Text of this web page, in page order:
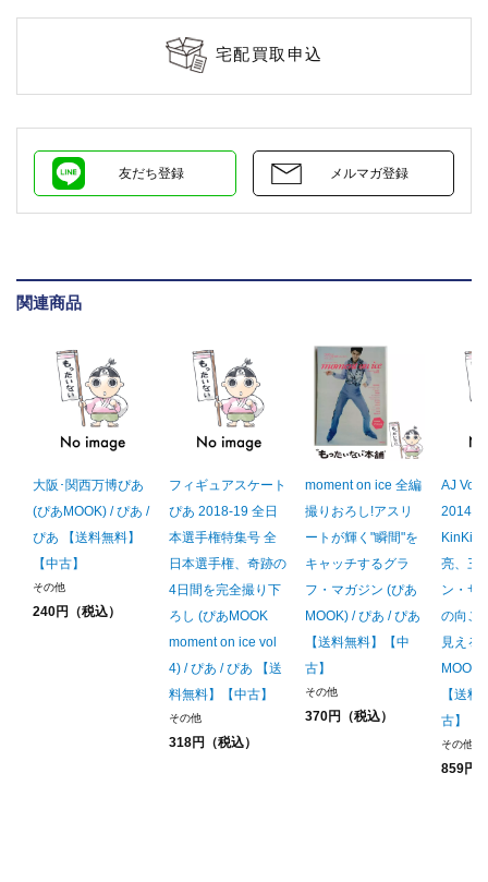
宅配買取申込
友だち登録 メルマガ登録
関連商品
大阪･関西万博ぴあ
(ぴあMOOK) / ぴあ /
ぴあ 【送料無料】
【中古】
その他
240円（税込）
フィギュアスケート
ぴあ 2018-19 全日
本選手権特集号 全
日本選手権、奇跡の
4日間を完全撮り下
ろし (ぴあMOOK
moment on ice vol
4) / ぴあ / ぴあ 【送
料無料】【中古】
その他
318円（税込）
moment on ice 全編
撮りおろし!アスリ
ートが輝く"瞬間"を
キャッチするグラ
フ・マガジン (ぴあ
MOOK) / ぴあ / ぴあ
【送料無料】【中
古】
その他
370円（税込）
AJ
KinKi
亮、三
ン・サ
の向こ
見える
【送
古】
その他
859円